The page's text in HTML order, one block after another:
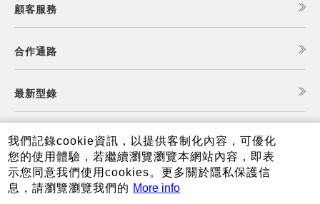
顧客服務
合作通路
最新型錄
食譜查詢
夏普可購樂線上商城
我們記錄cookie資訊，以提供客制化內容，可優化
您的使用體驗，若繼續瀏覽瀏覽本網站內容，即表
示您同意我們使用cookies。更多關於隱私保護信
息，請瀏覽瀏覽我們的 More info